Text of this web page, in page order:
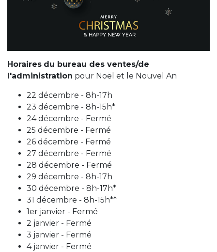
Horaires du bureau des ventes/de
l'administration pour Noël et le Nouvel An
22 décembre - 8h-17h
23 décembre - 8h-15h*
24 décembre - Fermé
25 décembre - Fermé
26 décembre - Fermé
27 décembre - Fermé
28 décembre - Fermé
29 décembre - 8h-17h
30 décembre - 8h-17h*
31 décembre - 8h-15h**
1er janvier - Fermé
2 janvier - Fermé
3 janvier - Fermé
4 janvier - Fermé